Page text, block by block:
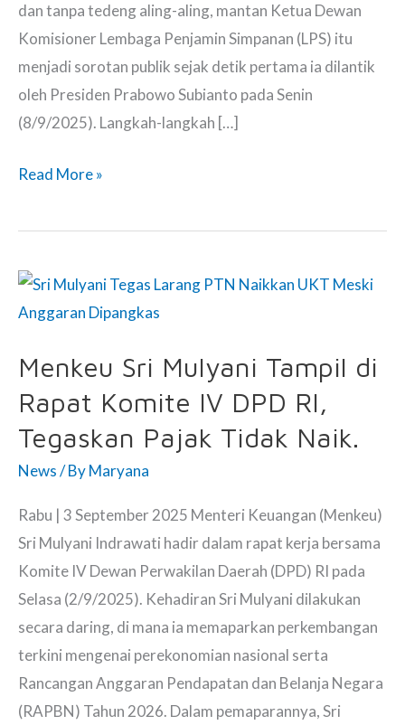
dan tanpa tedeng aling-aling, mantan Ketua Dewan
Komisioner Lembaga Penjamin Simpanan (LPS) itu
menjadi sorotan publik sejak detik pertama ia dilantik
oleh Presiden Prabowo Subianto pada Senin
(8/9/2025). Langkah-langkah […]
Satu
Menkeu
Bikin
Mahfud
Tertegun
Kagum:
Koruptor
Disikat,
Rakyat
Tak
Digencet
Pajak
Read More »
Menkeu Sri Mulyani Tampil di
Rapat Komite IV DPD RI,
Tegaskan Pajak Tidak Naik.
News/ ByMaryana
Rabu | 3 September 2025 Menteri Keuangan (Menkeu)
Sri Mulyani Indrawati hadir dalam rapat kerja bersama
Komite IV Dewan Perwakilan Daerah (DPD) RI pada
Selasa (2/9/2025). Kehadiran Sri Mulyani dilakukan
secara daring, di mana ia memaparkan perkembangan
terkini mengenai perekonomian nasional serta
Rancangan Anggaran Pendapatan dan Belanja Negara
(RAPBN) Tahun 2026. Dalam pemaparannya, Sri